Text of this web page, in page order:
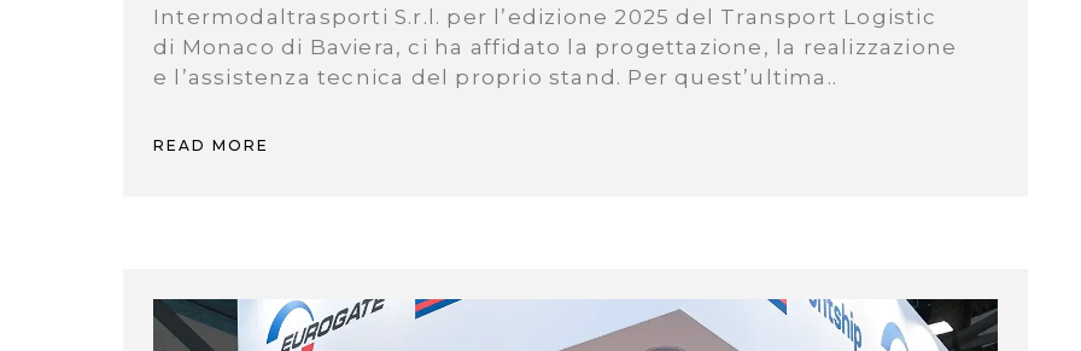
Intermodaltrasporti S.r.l. per l’edizione 2025 del Transport Logistic
di Monaco di Baviera, ci ha affidato la progettazione, la realizzazione
e l’assistenza tecnica del proprio stand. Per quest’ultima..
READ MORE